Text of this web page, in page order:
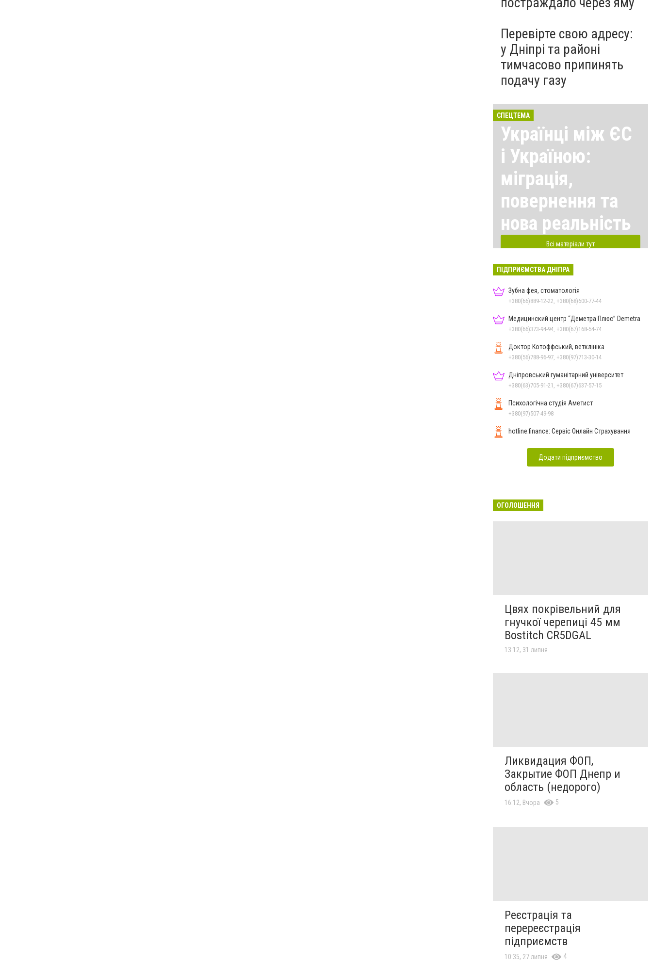
Перевірте свою адресу:
у Дніпрі та районі
тимчасово припинять
подачу газу
СПЕЦТЕМА
Українці між ЄС
і Україною:
міграція,
повернення та
нова реальність
Всі матеріали тут
ПІДПРИЄМСТВА ДНІПРА
Зубна фея, стоматологія
+380(66)889-12-22, +380(68)600-77-44
Медицинский центр “Деметра Плюс” Demetra
+380(66)373-94-94, +380(67)168-54-74
Доктор Котоффський, ветклініка
+380(56)788-96-97, +380(97)713-30-14
Дніпровський гуманітарний університет
+380(63)705-91-21, +380(67)637-57-15
Психологічна студія Аметист
+380(97)507-49-98
hotline.finance: Сервіс Онлайн Страхування
Додати підприємство
ОГОЛОШЕННЯ
Цвях покрівельний для
гнучкої черепиці 45 мм
Bostitch CR5DGAL
13:12, 31 липня
Ликвидация ФОП,
Закрытие ФОП Днепр и
область (недорого)
16:12, Вчора 5
Реєстрація та
перереєстрація
підприємств
10:35, 27 липня 4